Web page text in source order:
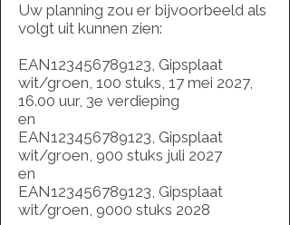
Uw planning zou er bijvoorbeeld als
volgt uit kunnen zien:
EAN123456789123, Gipsplaat
wit/groen, 100 stuks, 17 mei 2027,
16.00 uur, 3e verdieping
​en
EAN123456789123, Gipsplaat
wit/groen, 900 stuks juli 2027
​en
EAN123456789123, Gipsplaat
wit/groen, 9000 stuks 2028